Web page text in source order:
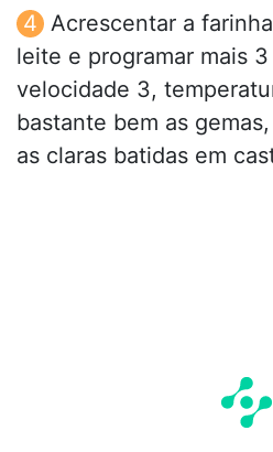
Acrescentar a
leite e programar mais
velocidade 3,
bastante bem as
as claras batidas em